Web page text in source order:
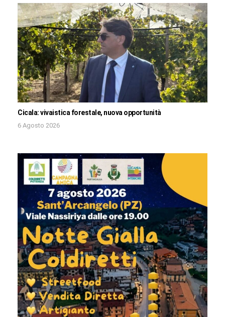
Cicala: vivaistica forestale, nuova opportunità
6 Agosto 2026